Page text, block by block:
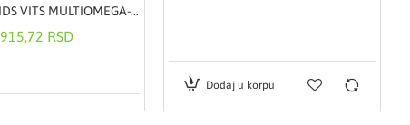
BECUTAN KIDS VITS MULTIOMEGA-3 SIRUP 250ML
915,72 RSD
Dodaj u korpu